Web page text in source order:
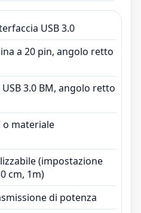
USB 3.0
a 20 pin, angolo retto
3.0 BM, angolo retto
o materiale
(impostazione
cm, 1m)
di potenza